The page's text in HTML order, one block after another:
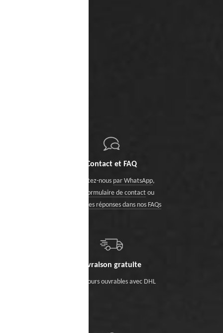
Contact et FAQ
Contactez-nous par WhatsApp,
via le formulaire de contactou
trouvez des réponses dans nos FAQs
Livraison gratuite
Sous 5 jours ouvrables avec DHL